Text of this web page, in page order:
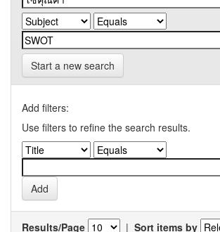
Start a new search
Add filters:
Use filters to refine the search results.
Results/Page | Sort items by